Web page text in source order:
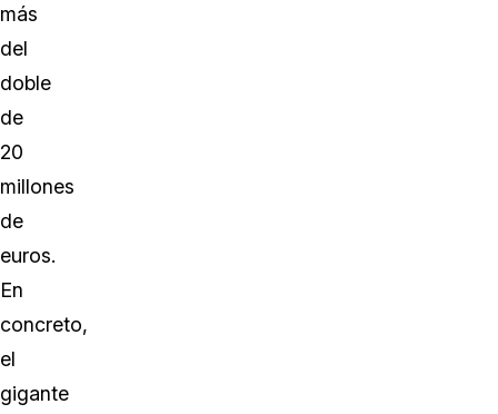
más
del
doble
de
20
millones
de
euros.
En
concreto,
el
gigante